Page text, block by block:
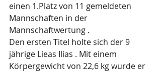
einen 1.Platz von 11 gemeldeten
Mannschaften in der
Mannschaftwertung .
Den ersten Titel holte sich der 9
jährige Lieas Ilias . Mit einem
Körpergewicht von 22,6 kg wurde er